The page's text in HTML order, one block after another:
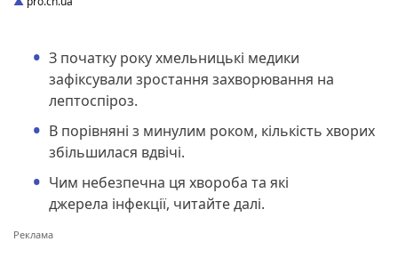
З початку року хмельницькі медики
зафіксували зростання захворювання на
лептоспіроз.
В порівняні з минулим роком, кількість хворих
збільшилася вдвічі.
Чим небезпечна ця хвороба та які
джерела інфекції, читайте далі.